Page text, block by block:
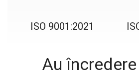
ISO 9001:2021
Au